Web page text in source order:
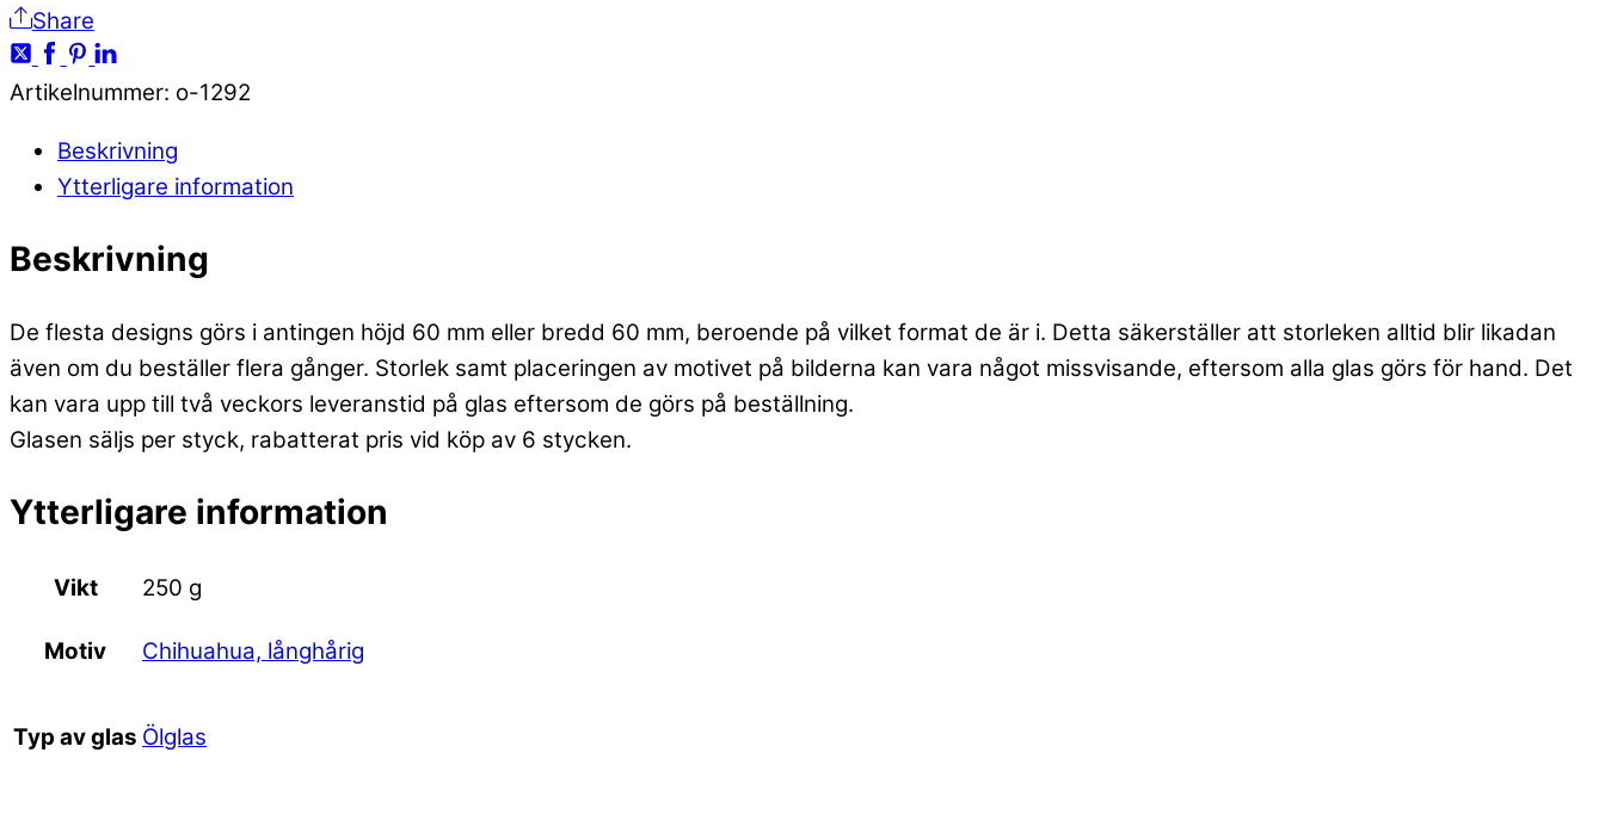
Share
Artikelnummer: o-1292
Beskrivning
Ytterligare information
Beskrivning
De flesta designs görs i antingen höjd 60 mm eller bredd 60 mm, beroende på vilket format de är i. Detta säkerställer att storleken alltid blir likadan
även om du beställer flera gånger. Storlek samt placeringen av motivet på bilderna kan vara något missvisande, eftersom alla glas görs för hand. Det
kan vara upp till två veckors leveranstid på glas eftersom de görs på beställning.
Glasen säljs per styck, rabatterat pris vid köp av 6 stycken.
Ytterligare information
Vikt 250 g
Motiv Chihuahua, långhårig
Typ av glas Ölglas